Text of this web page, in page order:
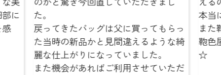
てきたバッグは父に買ってもらっ
時の新品かと見間違えるような綺
仕上がりになっていました。
機会があればご利用させていただ
本当にありが
また鞄の修理を
鞄色屋さんにお
☆